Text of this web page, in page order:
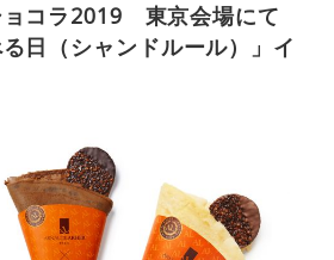
ョコラ2019 東京会場にて
る日（シャンドルール）」イ